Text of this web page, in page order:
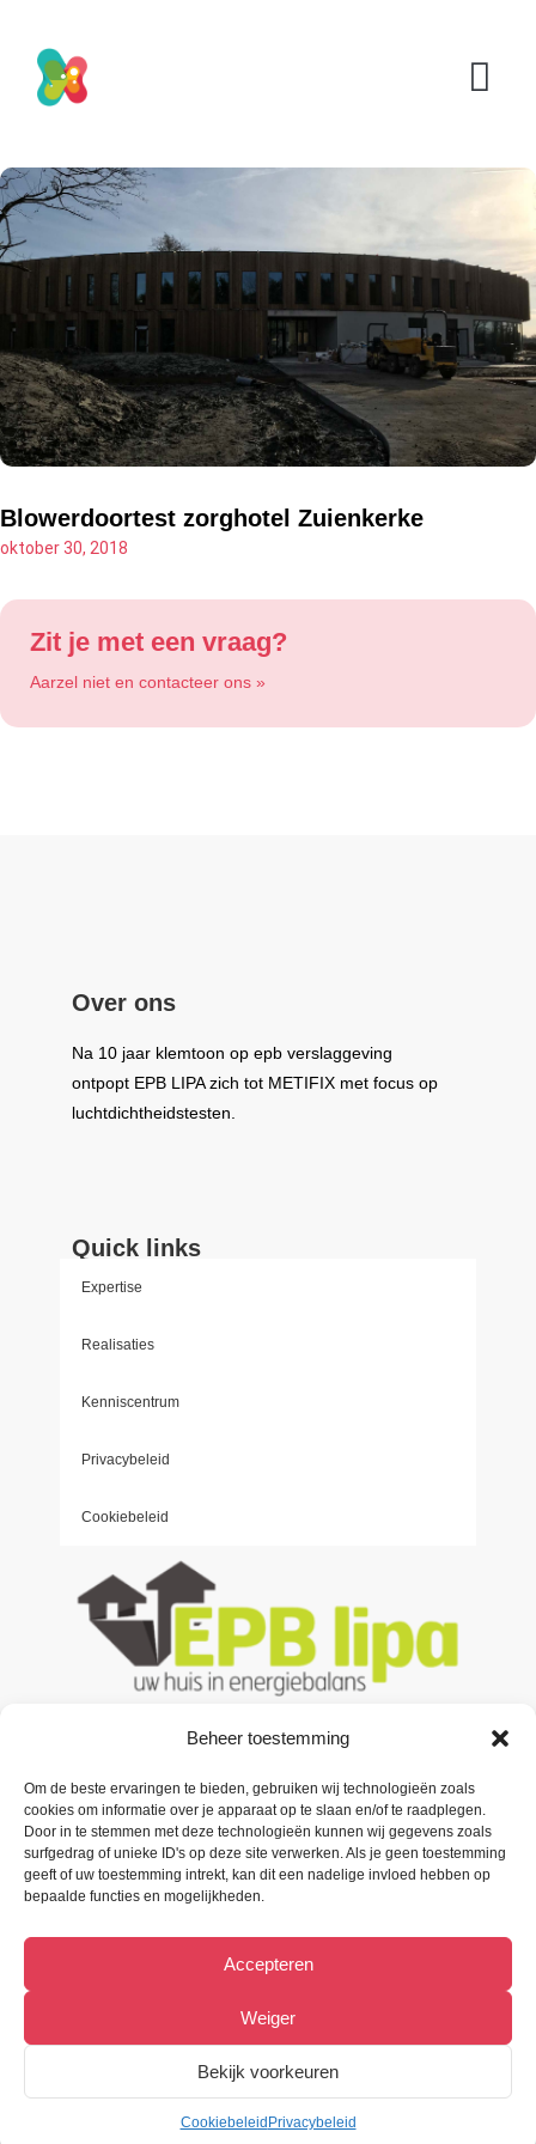
Beheer toestemming
Om de beste ervaringen te bieden, gebruiken wij technologieën zoals
cookies om informatie over je apparaat op te slaan en/of te raadplegen.
Door in te stemmen met deze technologieën kunnen wij gegevens zoals
surfgedrag of unieke ID's op deze site verwerken. Als je geen toestemming
geeft of uw toestemming intrekt, kan dit een nadelige invloed hebben op
bepaalde functies en mogelijkheden.
Accepteren
Weiger
Bekijk voorkeuren
Cookiebeleid Privacybeleid
Blowerdoortest zorghotel Zuienkerke
oktober 30, 2018
Zit je met een vraag?
Aarzel niet en contacteer ons »
Over ons
Na 10 jaar klemtoon op epb verslaggeving
ontpopt EPB LIPAzich tot METIFIX met focus op
luchtdichtheidstesten.
Quick links
Expertise
Realisaties
Kenniscentrum
Privacybeleid
Cookiebeleid
Contacteer ons
Oude Baan 3 B1,
9200 Oudegem (Dendermonde).
BTW 0832.896.339
Bekijk Facebookpagina